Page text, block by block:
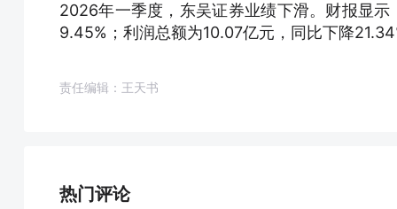
2026年一季度，东吴证券业绩下滑。财报显
9.45%；利润总额为10.07亿元，同比下降
责任编辑：王天书
热门评论